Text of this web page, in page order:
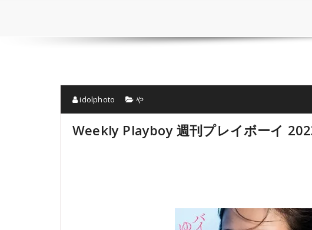
idolphoto や
Weekly Playboy 週刊プレイボーイ